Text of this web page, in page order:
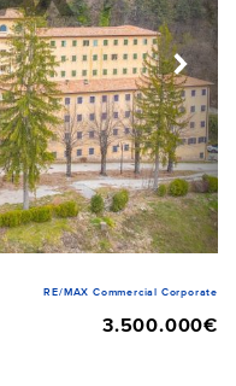
RE/MAX Commercial Corporate
3.500.000€